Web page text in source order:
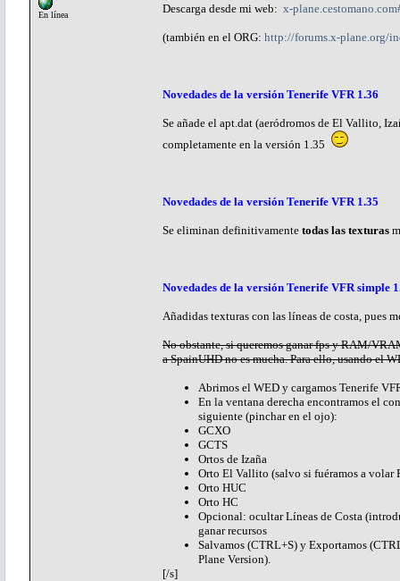
En línea Descarga desde mi web: x-
(también en el ORG: http://forums.x-plane.org/
Novedades de la versión Tenerife VFR 1.36
Se añade el apt.dat (aeródromos de El Vallito,
completamente en la versión 1.35
Novedades de la versión Tenerife VFR 1.35
Se eliminan definitivamente todas las texturas
Novedades de la versión Tenerife VFR simple
Añadidas texturas con las líneas de costa, pues
No obstante, si queremos ganar fps y RAM/
a SpainUHD no es mucha. Para ello, usando el
Abrimos el WED y cargamos Tenerife
En la ventana derecha encontramos el
siguiente (pinchar en el ojo):
GCXO
GCTS
Ortos de Izaña
Orto El Vallito (salvo si fuéramos a volar
Orto HUC
Orto HC
Opcional: ocultar Líneas de Costa
ganar recursos
Salvamos (CTRL+S) y Exportamos
Plane Version).
[/s]